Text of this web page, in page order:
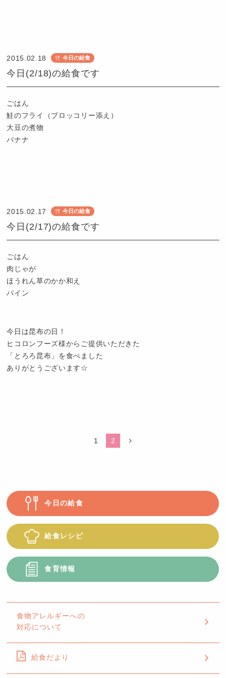
も
園
つ
ば
め
2015.02.18 今日の給食
今日(2/18)の給食です
ごはん
鮭のフライ（ブロッコリー添え）
大豆の煮物
バナナ
も
園
つ
ば
め
2015.02.17 今日の給食
今日(2/17)の給食です
ごはん
肉じゃが
ほうれん草のかか和え
パイン
今日は昆布の日！
ヒコロンフーズ様からご提供いただきた
「とろろ昆布」を食べました
ありがとうございます☆
ば
め
1 2
今日の給食
給食レシピ
食育情報
食物アレルギーへの
対応について
給食だより